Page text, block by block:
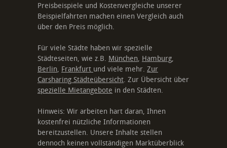
Preisbeispiele und Kostenvergleiche unserer
Beispielfahrten machen einen Vergleich auch
über den Preis möglich.
Für viele Städte haben wir spezielle
Städteseiten, wie z.B. München, Hamburg,
Berlin, Frankfurt und viele mehr. Zur
Carsharing Städteübersicht. Zur Übersicht über
spezielle Mietangebote in den Städten.
Hinweis: Wir arbeiten hart daran, Ihnen
kostenfrei nützliche Informationen
bereitzustellen. Unsere Inhalte stellen
dennoch keinen vollständigen Marktüberblick